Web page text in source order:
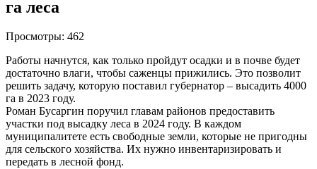
га леса
Просмотры: 462
Работы начнутся, как только пройдут осадки и в почве будет
достаточно влаги, чтобы саженцы прижились. Это позволит
решить задачу, которую поставил губернатор – высадить 4000
га в 2023 году.
Роман Бусаргин поручил главам районов предоставить
участки под высадку леса в 2024 году. В каждом
муниципалитете есть свободные земли, которые не пригодны
для сельского хозяйства. Их нужно инвентаризировать и
передать в лесной фонд.